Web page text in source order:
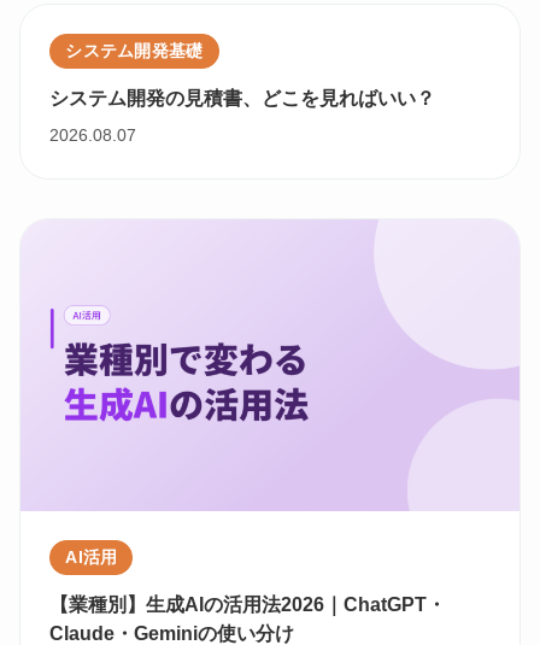
システム開発基礎
システム開発の見積書、どこを見ればいい？
2026.08.07
AI活用
【業種別】生成AIの活用法2026｜ChatGPT・
Claude・Geminiの使い分け